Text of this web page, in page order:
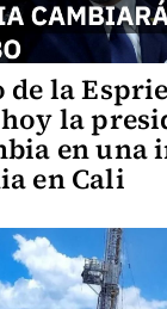
de la
la
en una
en Cali